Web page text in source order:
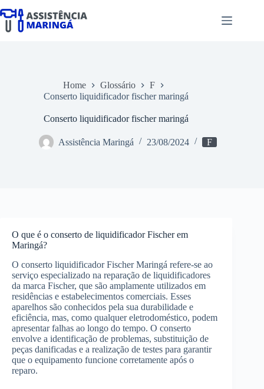
para
Home Glossário
F
Conserto liquidificador fischer maringá
Conserto liquidificador fischer maringá
Assistência Maringá 23/08/2024 F
O que é o conserto de liquidificador Fischer em
Maringá?
O conserto liquidificador Fischer Maringá refere-se ao
serviço especializado na reparação de liquidificadores
da marca Fischer, que são amplamente utilizados em
residências e estabelecimentos comerciais. Esses
aparelhos são conhecidos pela sua durabilidade e
eficiência, mas, como qualquer eletrodoméstico, podem
apresentar falhas ao longo do tempo. O conserto
envolve a identificação de problemas, substituição de
peças danificadas e a realização de testes para garantir
que o equipamento funcione corretamente após o
reparo.